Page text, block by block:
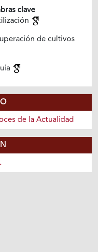
clave
de cultivos
de la Actualidad